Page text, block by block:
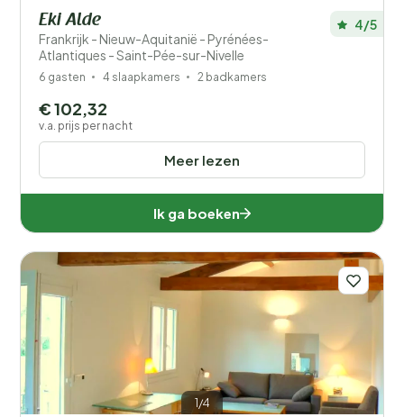
Eki Alde
Frankrijk - Nieuw-Aquitanië - Pyrénées-
Atlantiques - Saint-Pée-sur-Nivelle
4/5
6 gasten 4 slaapkamers 2 badkamers
Meer lezen
€ 102,32
v.a. prijs per nacht
Ik ga boeken
1/4